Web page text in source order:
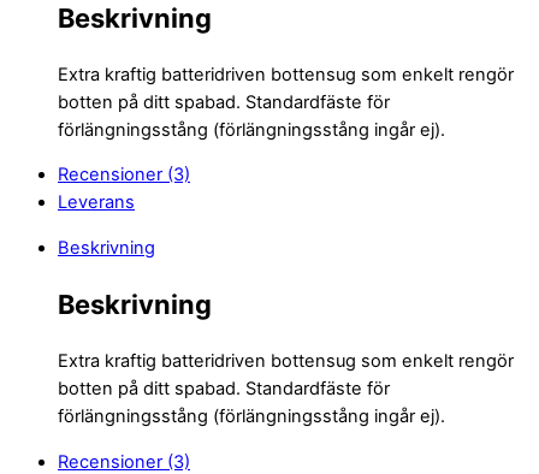
Beskrivning
Extra kraftig batteridriven bottensug som enkelt rengör
botten på ditt spabad. Standardfäste för
förlängningsstång (förlängningsstång ingår ej).
Recensioner (3)
Leverans
Beskrivning
Beskrivning
Extra kraftig batteridriven bottensug som enkelt rengör
botten på ditt spabad. Standardfäste för
förlängningsstång (förlängningsstång ingår ej).
Recensioner (3)